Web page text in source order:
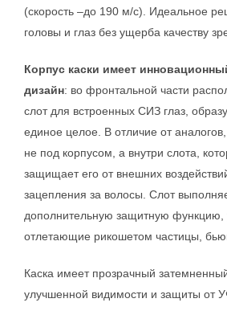
(скорость –до 190 м/с). Идеальное
головы и глаз без ущерба качеству
Корпус каски имеет
дизайн: во фронтальной части
слот для встроенных СИЗ глаз,
единое целое. В отличие от
не под корпусом, а внутри слота,
защищает его от внешних
зацепления за волосы. Слот
дополнительную защитную функцию,
отлетающие рикошетом частицы,
Каска имеет прозрачный
улучшенной видимости и защиты от